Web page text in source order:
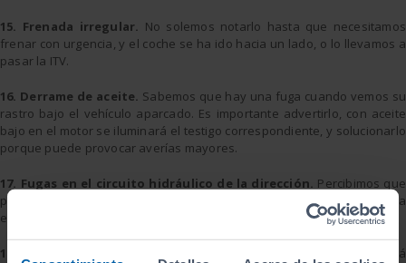
15. Frenada irregular.
No solemos notarlo hasta que necesitamos
frenar con urgencia, y el coche se ha ido hacia un lado, o lo llevamos a
pasar la ITV.
16. Derrame de aceite. Sabemos que hay una fuga cuando vemos su
rastro bajo el vehículo aparcado. Es importante advertirlo, con aceite
bajo en el motor se iluminará el testigo correspondiente, y solucionarlo
porque puede provocar averías mayores.
17. Fugas en el circuito hidráulico de la dirección. Percibimos que
puede existir este problema cuando notamos la dirección asistida
endurecerse.
18. El coche pierde refrigerante.
Como en el caso del aceite, dejará